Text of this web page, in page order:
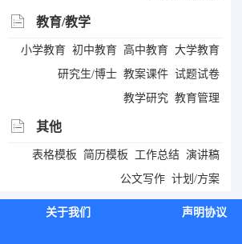
教育/教学
小学教育 初中教育 高中教育 大学教育
研究生/博士 教案课件 试题试卷
教学研究 教育管理
其他
表格模板 简历模板 工作总结 演讲稿
公文写作 计划/方案
关于我们 声明协议